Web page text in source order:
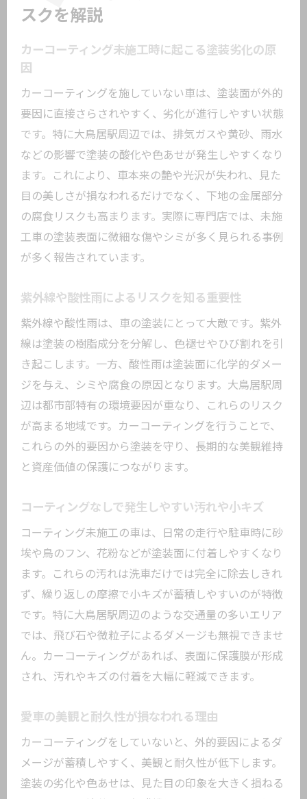
スクを解説
カーコーティング未施工時に起こる塗装劣化の原
因
カーコーティングを施していない車は、塗装面が外的
要因に直接さらされやすく、劣化が進行しやすい状態
です。特に大鳥居駅周辺では、排気ガスや黄砂、雨水
などの影響で塗装の酸化や色あせが発生しやすくなり
ます。これにより、車本来の艶や光沢が失われ、見た
目の美しさが損なわれるだけでなく、下地の金属部分
の腐食リスクも高まります。実際に専門店では、未施
工車の塗装表面に微細な傷やシミが多く見られる事例
が多く報告されています。
紫外線や酸性雨によるリスクを知る重要性
紫外線や酸性雨は、車の塗装にとって大敵です。紫外
線は塗装の樹脂成分を分解し、色褪せやひび割れを引
き起こします。一方、酸性雨は塗装面に化学的ダメー
ジを与え、シミや腐食の原因となります。大鳥居駅周
辺は都市部特有の環境要因が重なり、これらのリスク
が高まる地域です。カーコーティングを行うことで、
これらの外的要因から塗装を守り、長期的な美観維持
と資産価値の保護につながります。
コーティングなしで発生しやすい汚れや小キズ
コーティング未施工の車は、日常の走行や駐車時に砂
埃や鳥のフン、花粉などが塗装面に付着しやすくなり
ます。これらの汚れは洗車だけでは完全に除去しきれ
ず、繰り返しの摩擦で小キズが蓄積しやすいのが特徴
です。特に大鳥居駅周辺のような交通量の多いエリア
では、飛び石や微粒子によるダメージも無視できませ
ん。カーコーティングがあれば、表面に保護膜が形成
され、汚れやキズの付着を大幅に軽減できます。
愛車の美観と耐久性が損なわれる理由
カーコーティングをしていないと、外的要因によるダ
メージが蓄積しやすく、美観と耐久性が低下します。
塗装の劣化や色あせは、見た目の印象を大きく損ねる